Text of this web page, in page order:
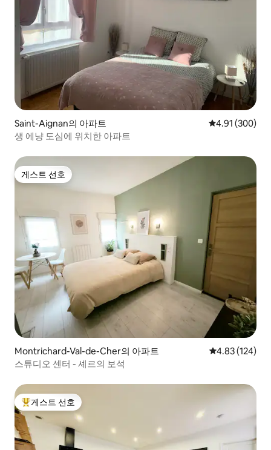
Saint-Aignan의 아파트 평점 4.91점(5
4.91 (300)
생 에냥 도심에 위치한 아파트
게스트 선호
게스트 선호
Montrichard-Val-de-Cher의 아파트 평점 4.83점(5
4.83 (124)
스튜디오 센터 - 셰르의 보석
상위 게스트 선호
게스트 선호